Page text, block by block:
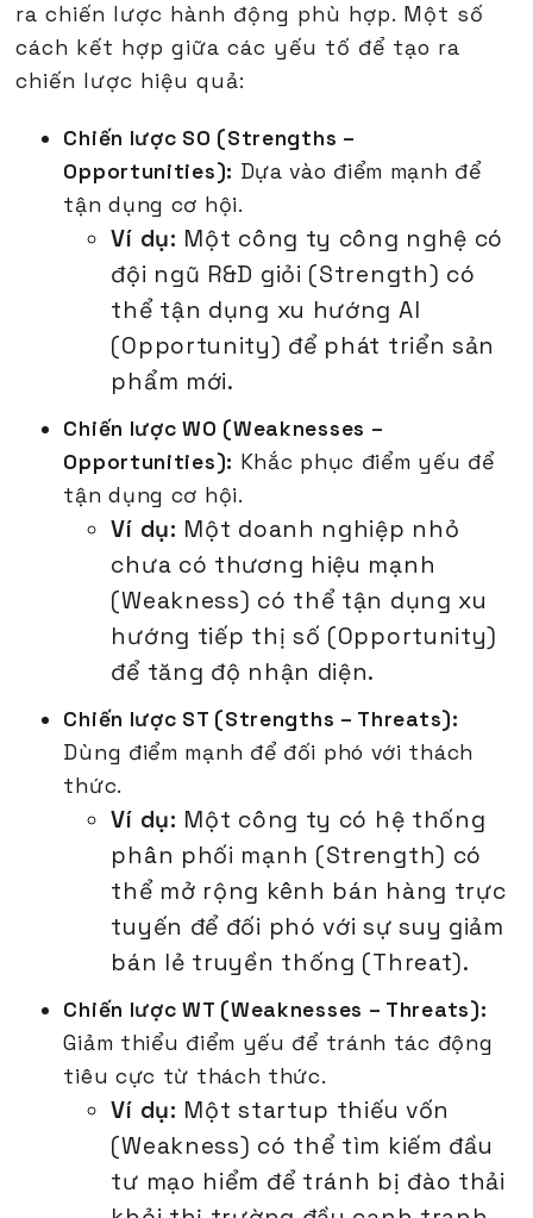
ra chiến lược hành động phù hợp. Một số
cách kết hợp giữa các yếu tố để tạo ra
chiến lược hiệu quả:
Chiến lược SO (Strengths –
Opportunities): Dựa vào điểm mạnh để
tận dụng cơ hội.
Ví dụ: Một công ty công nghệ có
đội ngũ R&D giỏi (Strength) có
thể tận dụng xu hướng AI
(Opportunity) để phát triển sản
phẩm mới.
Chiến lược WO (Weaknesses –
Opportunities): Khắc phục điểm yếu để
tận dụng cơ hội.
Ví dụ: Một doanh nghiệp nhỏ
chưa có thương hiệu mạnh
(Weakness) có thể tận dụng xu
hướng tiếp thị số (Opportunity)
để tăng độ nhận diện.
Chiến lược ST (Strengths – Threats):
Dùng điểm mạnh để đối phó với thách
thức.
Ví dụ: Một công ty có hệ thống
phân phối mạnh (Strength) có
thể mở rộng kênh bán hàng trực
tuyến để đối phó với sự suy giảm
bán lẻ truyền thống (Threat).
Chiến lược WT (Weaknesses – Threats):
Giảm thiểu điểm yếu để tránh tác động
tiêu cực từ thách thức.
Ví dụ: Một startup thiếu vốn
(Weakness) có thể tìm kiếm đầu
tư mạo hiểm để tránh bị đào thải